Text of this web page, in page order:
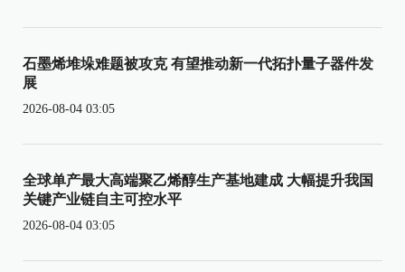
石墨烯堆垛难题被攻克 有望推动新一代拓扑量子器件发
展
2026-08-04 03:05
全球单产最大高端聚乙烯醇生产基地建成 大幅提升我国
关键产业链自主可控水平
2026-08-04 03:05